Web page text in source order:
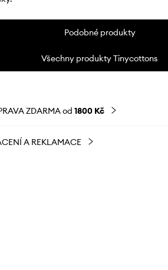
Podobné produkty
Všechny produkty Tinycottons
ZDARMA od 1800 Kč
A REKLAMACE